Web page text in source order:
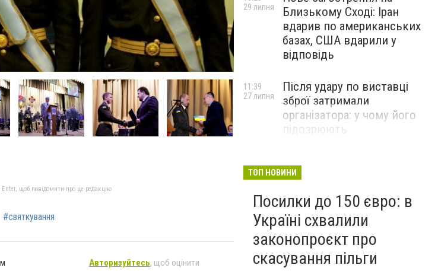
щоб повідомити про це редакцію
#святкування
Авторизуйтесь, щоб оцінити
Близькому Сході: Іран
вдарив по американських
базах, США вдарили у
відповідь
29 липня
Після удару по виставці
зброї затримали
організатора: у чому його
підозрюють
11:39
27 липня
ТОП НОВИНИ
Посилки до 150 євро: в
Україні схвалили
законопроєкт про
скасування пільги